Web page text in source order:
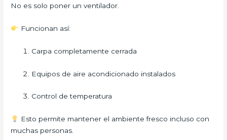
No es solo poner un ventilador.
Funcionan así:
Carpa completamente cerrada
Equipos de aire acondicionado instalados
Control de temperatura
Esto permite mantener el ambiente fresco incluso con
muchas personas.